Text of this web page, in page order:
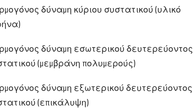
δύναμη κύριου συστατικού (υλικό
δύναμη εσωτερικού δευτερεύοντος
(μεμβράνη πολυμερούς)
δύναμη εξωτερικού δευτερεύοντος
(επικάλυψη)